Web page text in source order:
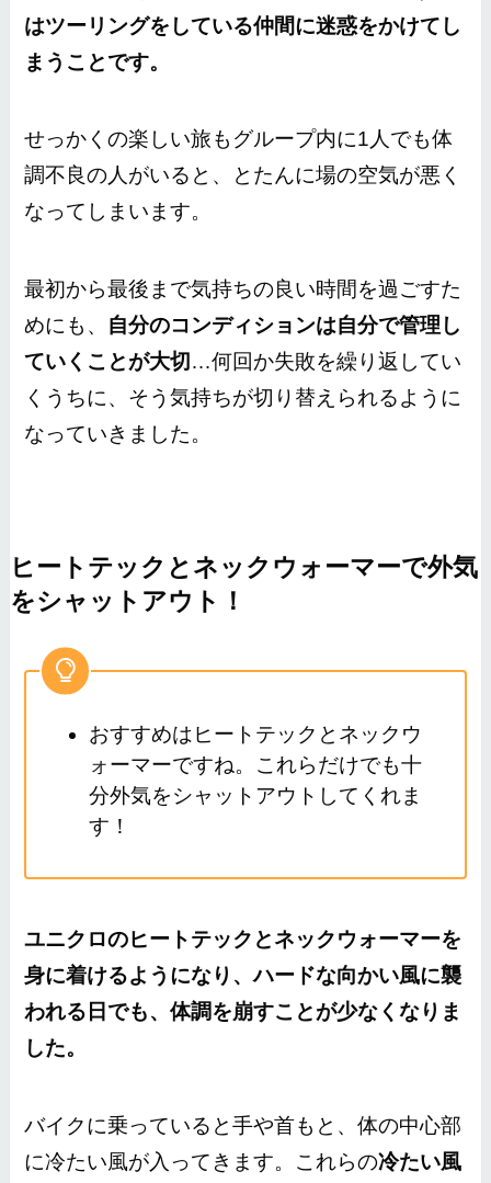
はツーリングをしている仲間に迷惑をかけてし
まうことです。
せっかくの楽しい旅もグループ内に1人でも体
調不良の人がいると、とたんに場の空気が悪く
なってしまいます。
最初から最後まで気持ちの良い時間を過ごすた
めにも、 自分のコンディションは自分で管理し
ていくことが大切…何回か失敗を繰り返してい
くうちに、そう気持ちが切り替えられるように
なっていきました。
ヒートテックとネックウォーマーで外気
をシャットアウト！
おすすめはヒートテックとネックウ
ォーマーですね。これらだけでも十
分外気をシャットアウトしてくれま
す！
ユニクロのヒートテックとネックウォーマーを
身に着けるようになり、ハードな向かい風に襲
われる日でも、体調を崩すことが少なくなりま
した。
バイクに乗っていると手や首もと、体の中心部
に冷たい風が入ってきます。これらの冷たい風